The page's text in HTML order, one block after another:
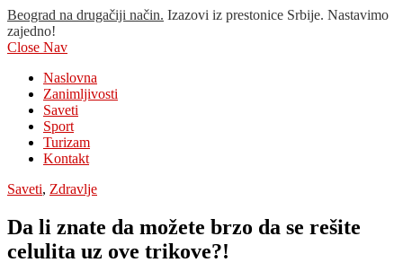
Beograd na drugačiji način. Izazovi iz prestonice Srbije. Nastavimo
zajedno!
Close Nav
Naslovna
Zanimljivosti
Saveti
Sport
Turizam
Kontakt
Saveti, Zdravlje
Da li znate da možete brzo da se rešite
celulita uz ove trikove?!